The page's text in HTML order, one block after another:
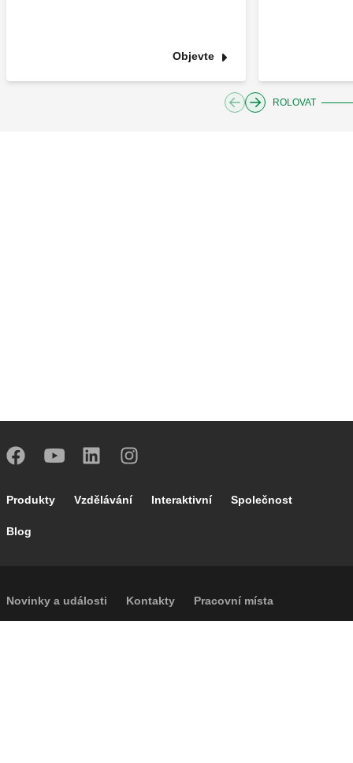
Objevte
ROLOVAT
Footer main navigation
Produkty Vzdělávání Interaktivní Společnost
Blog
Footer secondary navigation
Novinky a události Kontakty Pracovní místa